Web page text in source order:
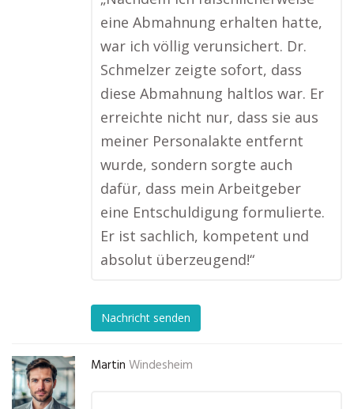
eine Abmahnung erhalten hatte,
war ich völlig verunsichert. Dr.
Schmelzer zeigte sofort, dass
diese Abmahnung haltlos war. Er
erreichte nicht nur, dass sie aus
meiner Personalakte entfernt
wurde, sondern sorgte auch
dafür, dass mein Arbeitgeber
eine Entschuldigung formulierte.
Er ist sachlich, kompetent und
absolut überzeugend!“
Nachricht senden
Martin Windesheim